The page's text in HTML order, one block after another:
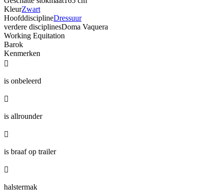
KleurZwart
HoofddisciplineDressuur
verdere disciplinesDoma Vaquera
Working Equitation
Barok
Kenmerken

is onbeleerd

is allrounder

is braaf op trailer

halstermak